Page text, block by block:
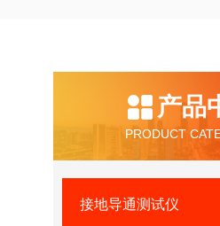
产品
PRODUCT
接地导通测试仪